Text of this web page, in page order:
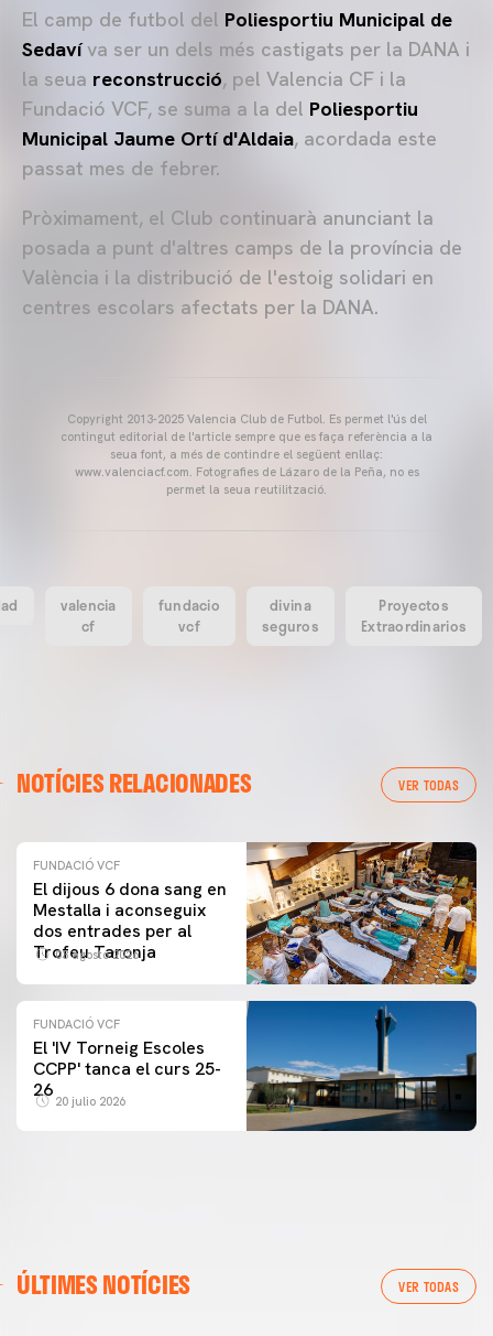
El camp de futbol del Poliesportiu Municipal de
Sedavíva ser un dels més castigats per la DANA i
la seua reconstrucció, pel Valencia CF i la
Fundació VCF, se suma a la del Poliesportiu
Municipal Jaume Ortí d'Aldaia, acordada este
passat mes de febrer.
Pròximament, el Club continuarà anunciant la
posada a punt d'altres camps de la província de
València i la distribució de l'estoig solidari en
centres escolars afectats per la DANA.
Copyright 2013-2025 Valencia Club de Futbol. Es permet l'ús del
contingut editorial de l'article sempre que es faça referència a la
seua font, a més de contindre el següent enllaç:
www.valenciacf.com. Fotografies de Lázaro de la Peña, no es
permet la seua reutilització.
valencia
cf
fundacio
vcf
divina
seguros
Proyectos
Extraordinarios
NOTÍCIES RELACIONADES VER TODAS
FUNDACIÓ VCF
El dijous 6 dona sang en
Mestalla i aconseguix
dos entrades per al
Trofeu Taronja
03 agosto 2026
FUNDACIÓ VCF
El 'IV Torneig Escoles
CCPP' tanca el curs 25-
26
20 julio 2026
ÚLTIMES NOTÍCIES VER TODAS